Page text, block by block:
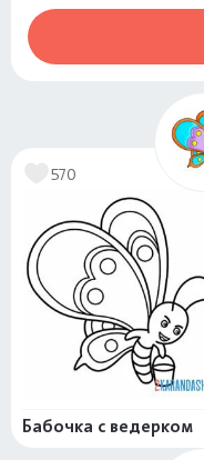
570
Бабочка с ведерком